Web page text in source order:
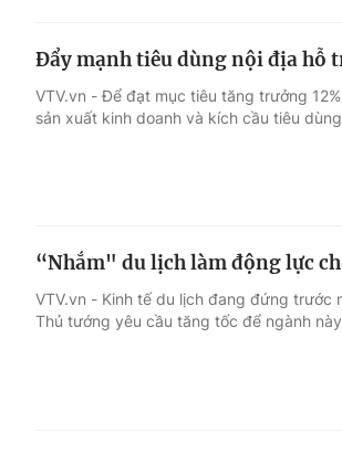
Đẩy mạnh tiêu dùng nội địa hỗ
VTV.vn - Để đạt mục tiêu tăng trưởng
sản xuất kinh doanh và kích cầu tiêu
“Nhắm" du lịch làm động lực
VTV.vn - Kinh tế du lịch đang đứng trước
Thủ tướng yêu cầu tăng tốc để ngành